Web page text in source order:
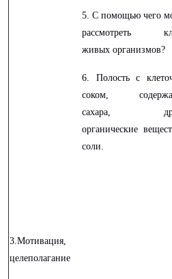
5. С помощью чего
рассмотреть
живых организмов?
6. Полость с
соком,
сахара,
органические
соли.
3.Мотивация,
целеполагание